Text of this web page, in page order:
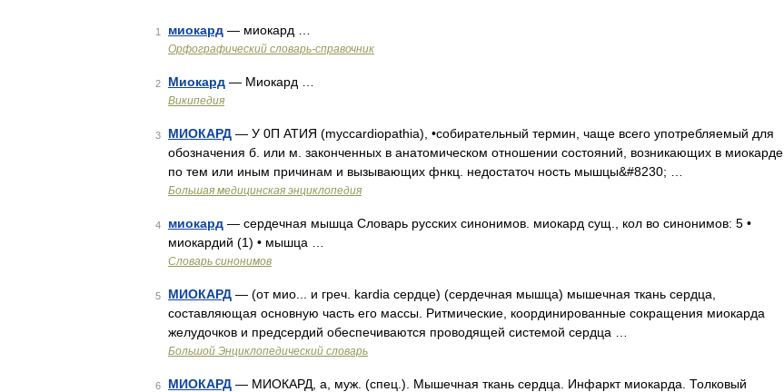
1 миокард — миокард …
Орфографический словарь-справочник
2 Миокард — Миокард …
Википедия
3 МИОКАРД — У 0П АТИЯ (myccardiopathia), •собирательный термин, чаще всего употребляемый для
обозначения б. или м. законченных в анатомическом отношении состояний, возникающих в миокарде
по тем или иным причинам и вызывающих фнкц. недостаточ ность мышцы&#8230; …
Большая медицинская энциклопедия
4 миокард — сердечная мышца Словарь русских синонимов. миокард сущ., кол во синонимов: 5 •
миокардий (1) • мышца …
Словарь синонимов
5 МИОКАРД — (от мио... и греч. kardia сердце) (сердечная мышца) мышечная ткань сердца,
составляющая основную часть его массы. Ритмические, координированные сокращения миокарда
желудочков и предсердий обеспечиваются проводящей системой сердца …
Большой Энциклопедический словарь
6 МИОКАРД — МИОКАРД, а, муж. (спец.). Мышечная ткань сердца. Инфаркт миокарда. Толковый